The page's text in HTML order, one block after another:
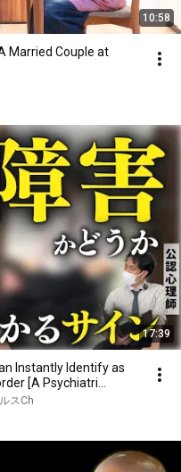
10:58
Married Couple at
17:39
Instantly Identify as
[A Psychiatri...
スCh